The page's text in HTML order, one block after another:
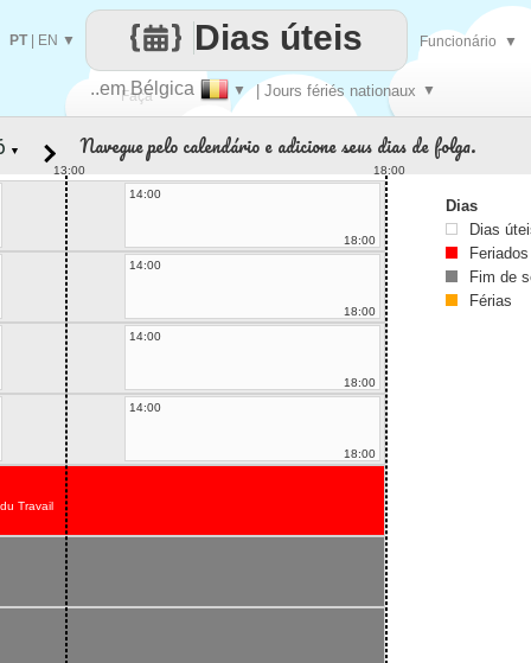
Faça
..em Bélgica ▼ | Jours fériés nationaux ▼
Dias úteis
PT| EN ▼ Funcionário ▼
▼ Navegue pelo calendário e adicione seus dias de folga.
13:00
18:00
14:00
18:00
14:00
18:00
14:00
18:00
14:00
18:00
Travail
Dias
Dias
Feriados
Fim de
Férias